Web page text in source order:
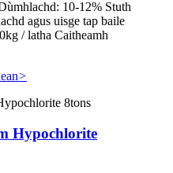
10-12% Stuth
agus uisge tap baile
/ latha Caitheamh
>
Hypochlorite